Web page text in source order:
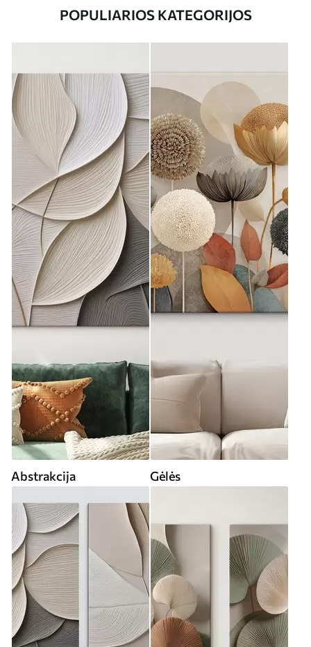
POPULIARIOS KATEGORIJOS
Abstrakcija Gėlės